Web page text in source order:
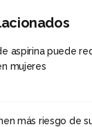
aspirina puede
mujeres
más riesgo de